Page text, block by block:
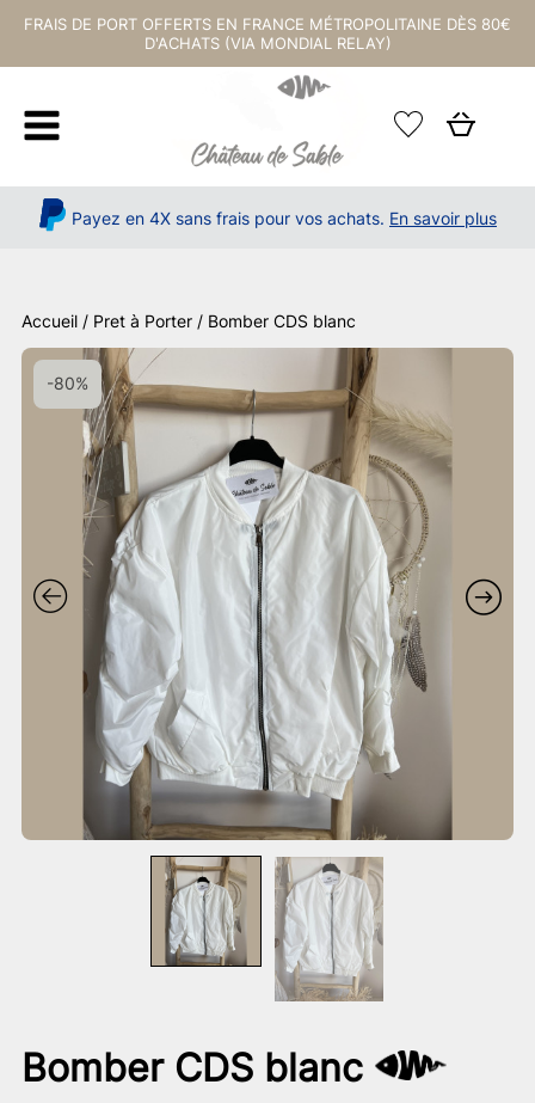
FRAIS DE PORT OFFERTS EN FRANCE MÉTROPOLITAINE DÈS 80€
D'ACHATS (VIA MONDIAL RELAY)
Payez en 4X sans frais pour vos achats. En savoir plus
Accueil / Pret à Porter / Bomber CDS blanc
-80%
Bomber CDS blanc